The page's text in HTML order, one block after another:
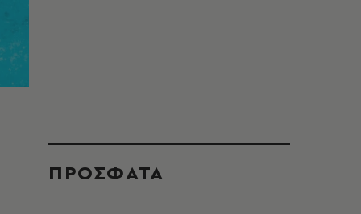
ΠΡΟΣΦΑΤΑ